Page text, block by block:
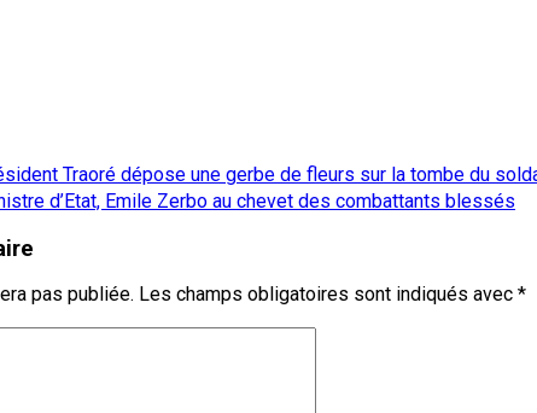
Traoré dépose une gerbe de fleurs sur la tombe du
d’Etat, Emile Zerbo au chevet des combattants blessés
pas publiée. Les champs obligatoires sont indiqués avec *